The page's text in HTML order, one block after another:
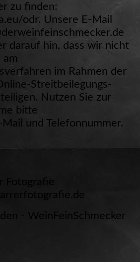
zu finden:
odr. Unsere E-Mail
darauf hin, dass wir nicht
am
im Rahmen der
Streitbeilegungs-
Nutzen Sie zur
bitte
Mail und Telefonnummer.
- WeinFeinSchmecker